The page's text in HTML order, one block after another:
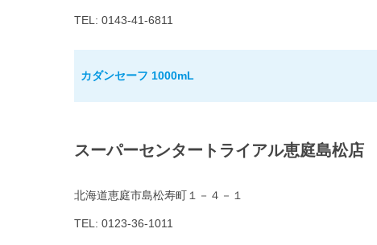
TEL: 0143-41-6811
カダンセーフ 1000mL
スーパーセンタートライアル恵庭島松店
北海道恵庭市島松寿町１－４－１
TEL: 0123-36-1011